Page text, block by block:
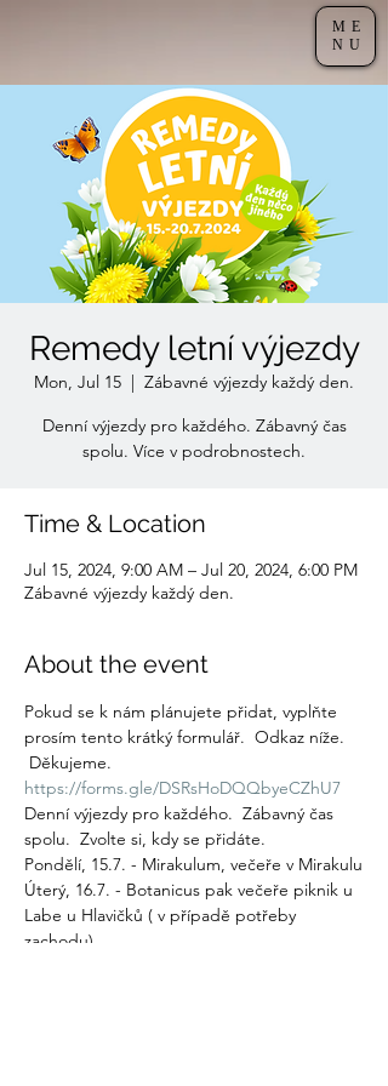
ME
NU
Remedy letní výjezdy
Mon, Jul 15
  |
Zábavné výjezdy každý den.
Denní výjezdy pro každého. Zábavný čas
spolu. Více v podrobnostech.
Time & Location
Jul 15, 2024, 9:00 AM – Jul 20, 2024, 6:00 PM
Zábavné výjezdy každý den.
About the event
Pokud se k nám plánujete přidat, vyplňte
prosím tento krátký formulář.  Odkaz níže.
Děkujeme.
https://forms.gle/DSRsHoDQQbyeCZhU7
Denní výjezdy pro každého.  Zábavný čas
spolu.  Zvolte si, kdy se přidáte.
Pondělí, 15.7. - Mirakulum, večeře v Mirakulu
Úterý, 16.7. - Botanicus pak večeře piknik u
Labe u Hlavičků ( v případě potřeby
zachodu)